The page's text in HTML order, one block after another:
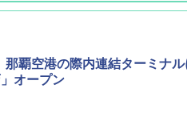
那覇空港の際内連結ターミナ
オープン